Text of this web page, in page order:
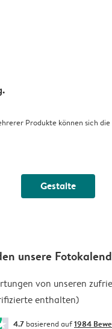
Produkte können sich
Gestalte
unsere
von unseren
enthalten)
4.7 basierend auf1984